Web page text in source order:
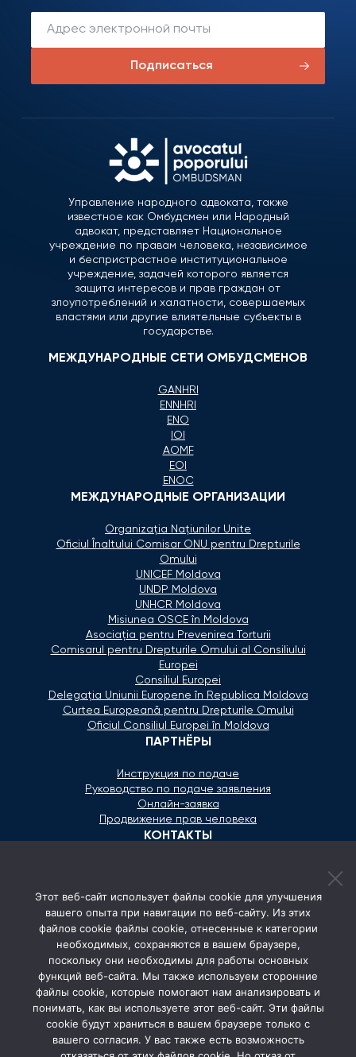
Подписаться
Управление народного адвоката, также
известное как Омбудсмен или Народный
адвокат, представляет Национальное
учреждение по правам человека, независимое
и беспристрастное институциональное
учреждение, задачей которого является
защита интересов и прав граждан от
злоупотреблений и халатности, совершаемых
властями или другие влиятельные субъекты в
государстве.
МЕЖДУНАРОДНЫЕ СЕТИ ОМБУДСМЕНОВ
GANHRI
ENNHRI
ENO
IOI
AOMF
EOI
ENOC
МЕЖДУНАРОДНЫЕ ОРГАНИЗАЦИИ
Organizaţia Naţiunilor Unite
Oficiul Înaltului Comisar ONU pentru Drepturile
Omului
UNICEF Moldova
UNDP Moldova
UNHCR Moldova
Misiunea OSCE în Moldova
Asociaţia pentru Prevenirea Torturii
Comisarul pentru Drepturile Omului al Consiliului
Europei
Consiliul Europei
Delegaţia Uniunii Europene în Republica Moldova
Curtea Europeană pentru Drepturile Omului
Oficiul Consiliul Europei în Moldova
ПАРТНЁРЫ
Инструкция по подаче
Руководство по подаче заявления
Онлайн-заявка
Продвижение прав человека
КОНТАКТЫ
secretariat@ombudsman.md
Улица Каля Ешилор 11/3, Кишинёв
Понедельник - Пятница: 08:00 - 17:00
СОЦ. СЕТИ
Этот веб-сайт использует файлы cookie для улучшения
вашего опыта при навигации по веб-сайту. Из этих
файлов cookie файлы cookie, отнесенные к категории
необходимых, сохраняются в вашем браузере,
поскольку они необходимы для работы основных
функций веб-сайта. Мы также используем сторонние
файлы cookie, которые помогают нам анализировать и
понимать, как вы используете этот веб-сайт. Эти файлы
cookie будут храниться в вашем браузере только с
вашего согласия. У вас также есть возможность